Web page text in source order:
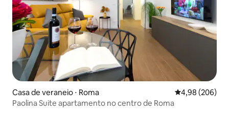
Casa de veraneio ⋅ Roma 4,98 de uma
4,98 (206)
Paolina Suite apartamento no centro de Roma